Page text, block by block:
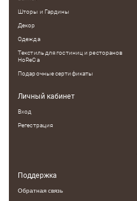
Шторы и Гардины
Декор
Одежда
Текстиль для гостиниц и ресторанов
HoReCa
Подарочные сертификаты
Личный кабинет
Вход
Регестрация
Поддержка
Обратная связь